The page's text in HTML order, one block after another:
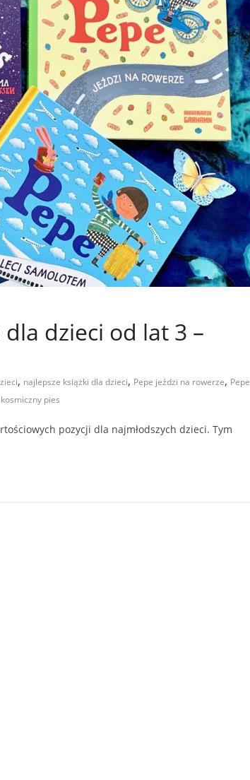
dzieci od lat 3 –
, najlepsze książki dla dzieci, Pepe jeździ na rowerze, Pepe
pies
pozycji dla najmłodszych dzieci. Tym